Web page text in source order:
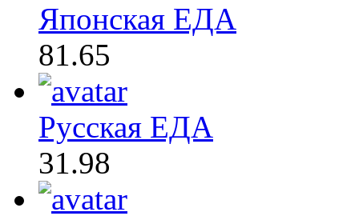
Японская ЕДА
81.65
Русская ЕДА
31.98